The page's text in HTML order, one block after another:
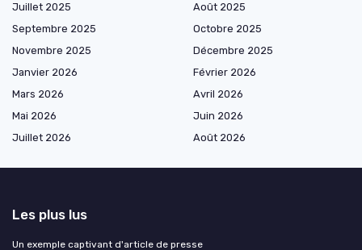
Juillet 2025
Août 2025
Septembre 2025
Octobre 2025
Novembre 2025
Décembre 2025
Janvier 2026
Février 2026
Mars 2026
Avril 2026
Mai 2026
Juin 2026
Juillet 2026
Août 2026
Les plus lus
Un exemple captivant d'article de presse